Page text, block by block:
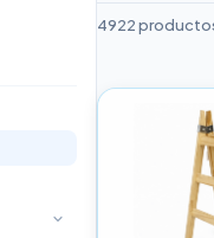
4922